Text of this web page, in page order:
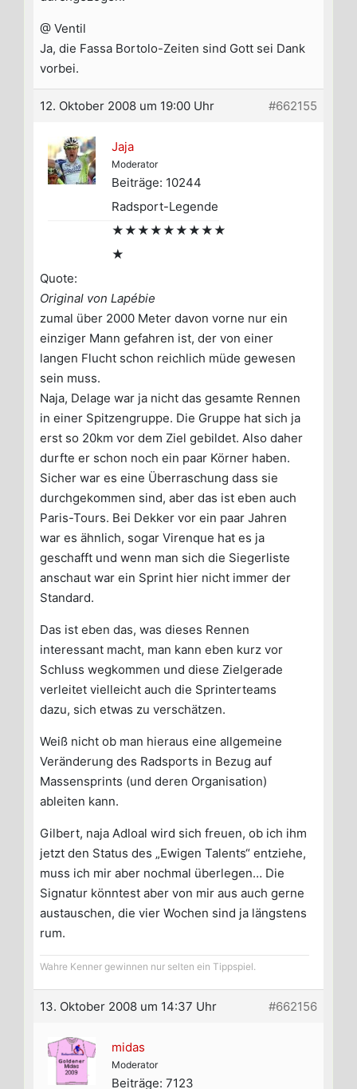
@ Ventil
Ja, die Fassa Bortolo-Zeiten sind Gott sei Dank
vorbei.
12. Oktober 2008 um 19:00 Uhr #662155
Jaja
Moderator
Beiträge: 10244
Radsport-Legende
★★★★★★★★★
★
Quote:
Original von Lapébie
zumal über 2000 Meter davon vorne nur ein
einziger Mann gefahren ist, der von einer
langen Flucht schon reichlich müde gewesen
sein muss.
Naja, Delage war ja nicht das gesamte Rennen
in einer Spitzengruppe. Die Gruppe hat sich ja
erst so 20km vor dem Ziel gebildet. Also daher
durfte er schon noch ein paar Körner haben.
Sicher war es eine Überraschung dass sie
durchgekommen sind, aber das ist eben auch
Paris-Tours. Bei Dekker vor ein paar Jahren
war es ähnlich, sogar Virenque hat es ja
geschafft und wenn man sich die Siegerliste
anschaut war ein Sprint hier nicht immer der
Standard.
Das ist eben das, was dieses Rennen
interessant macht, man kann eben kurz vor
Schluss wegkommen und diese Zielgerade
verleitet vielleicht auch die Sprinterteams
dazu, sich etwas zu verschätzen.
Weiß nicht ob man hieraus eine allgemeine
Veränderung des Radsports in Bezug auf
Massensprints (und deren Organisation)
ableiten kann.
Gilbert, naja Adloal wird sich freuen, ob ich ihm
jetzt den Status des „Ewigen Talents“ entziehe,
muss ich mir aber nochmal überlegen… Die
Signatur könntest aber von mir aus auch gerne
austauschen, die vier Wochen sind ja längstens
rum.
Wahre Kenner gewinnen nur selten ein Tippspiel.
13. Oktober 2008 um 14:37 Uhr #662156
midas
Moderator
Beiträge: 7123